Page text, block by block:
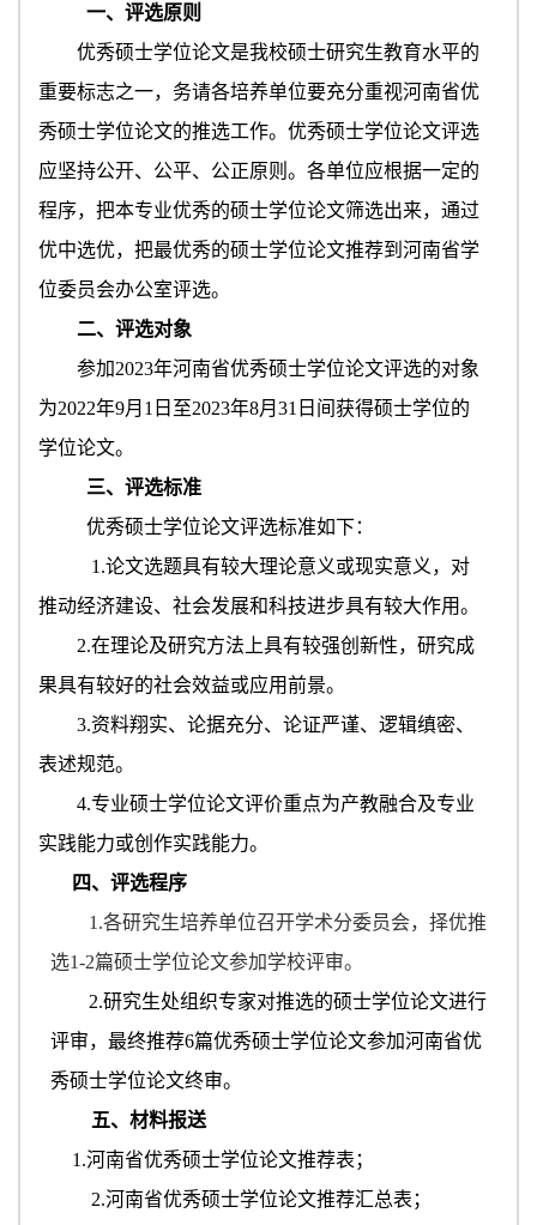
一、评选原则
优秀硕士学位论文是我校硕士研究生教育水平的
重要标志之一，务请各培养单位要充分重视河南省优
秀硕士学位论文的推选工作。优秀硕士学位论文评选
应坚持公开、公平、公正原则。各单位应根据一定的
程序，把本专业优秀的硕士学位论文筛选出来，通过
优中选优，把最优秀的硕士学位论文推荐到河南省学
位委员会办公室评选。
二、评选对象
参加2023年河南省优秀硕士学位论文评选的对象
为2022年9月1日至2023年8月31日间获得硕士学位的
学位论文。
三、评选标准
优秀硕士学位论文评选标准如下：
1.论文选题具有较大理论意义或现实意义，对
推动经济建设、社会发展和科技进步具有较大作用。
2.在理论及研究方法上具有较强创新性，研究成
果具有较好的社会效益或应用前景。
3.资料翔实、论据充分、论证严谨、逻辑缜密、
表述规范。
4.专业硕士学位论文评价重点为产教融合及专业
实践能力或创作实践能力。
四、评选程序
1.各研究生培养单位召开学术分委员会，择优推
选1-2篇硕士学位论文参加学校评审。
2.研究生处组织专家对推选的硕士学位论文进行
评审，最终推荐6篇优秀硕士学位论文参加河南省优
秀硕士学位论文终审。
五、 材料报送
1.河南省优秀硕士学位论文推荐表 ；
2.河南省优秀硕士学位论文推荐汇总表；